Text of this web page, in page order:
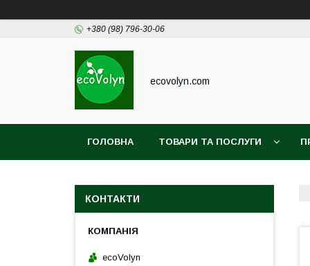
+380 (98) 796-30-06
ecovolyn.com
ГОЛОВНА ТОВАРИ ТА ПОСЛУГИ
КОНТАКТИ
ecoVolyn